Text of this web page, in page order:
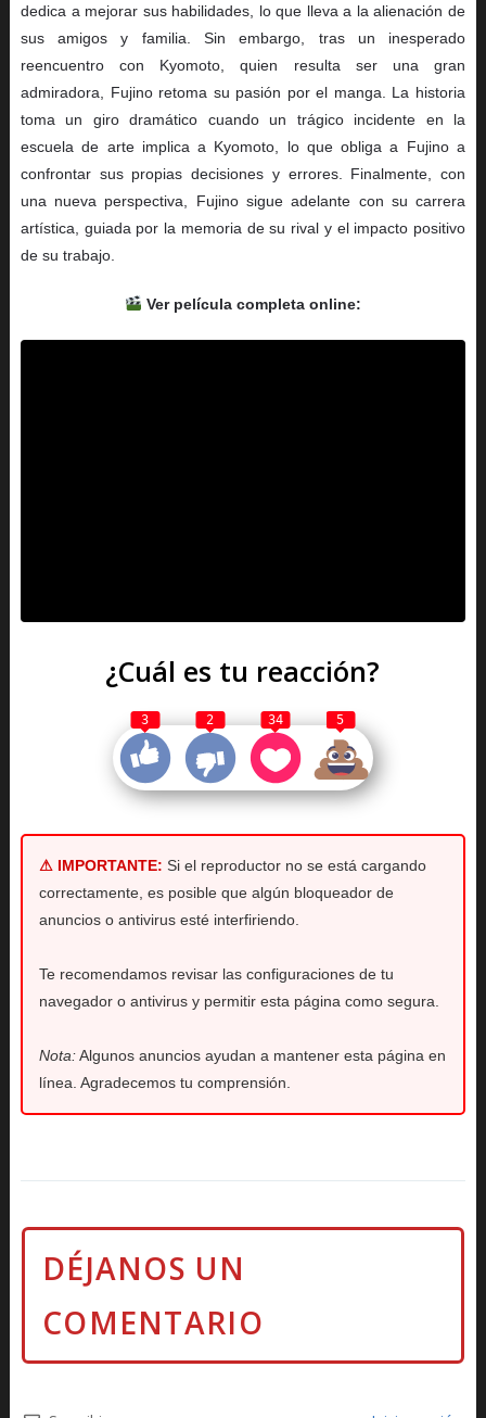
dedica a mejorar sus habilidades, lo que lleva a la alienación de
sus amigos y familia. Sin embargo, tras un inesperado
reencuentro con Kyomoto, quien resulta ser una gran
admiradora, Fujino retoma su pasión por el manga. La historia
toma un giro dramático cuando un trágico incidente en la
escuela de arte implica a Kyomoto, lo que obliga a Fujino a
confrontar sus propias decisiones y errores. Finalmente, con
una nueva perspectiva, Fujino sigue adelante con su carrera
artística, guiada por la memoria de su rival y el impacto positivo
de su trabajo.
Ver película completa online:
¿Cuál es tu reacción?
3 2 34 5
⚠ IMPORTANTE: Si el reproductor no se está cargando
correctamente, es posible que algún bloqueador de
anuncios o antivirus esté interfiriendo.
Te recomendamos revisar las configuraciones de tu
navegador o antivirus y permitir esta página como segura.
Nota:Algunos anuncios ayudan a mantener esta página en
línea. Agradecemos tu comprensión.